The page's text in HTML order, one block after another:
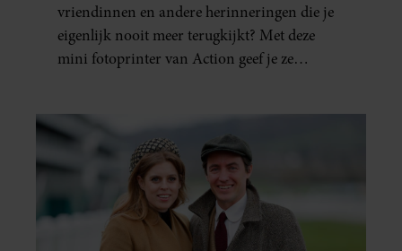
vriendinnen en andere herinneringen die je
eigenlijk nooit meer terugkijkt? Met deze
mini fotoprinter van Action geef je ze
al in handen.